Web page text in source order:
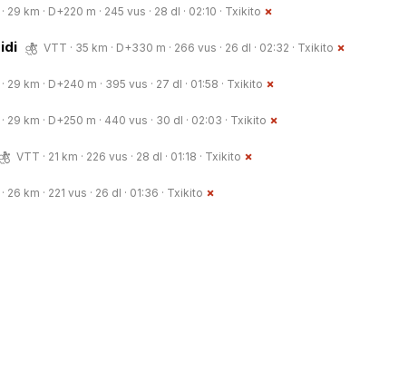
29 km · D+220 m · 245 vus · 28 dl · 02:10 · Txikito
VTT · 35 km · D+330 m · 266 vus · 26 dl · 02:32 · Txikito
29 km · D+240 m · 395 vus · 27 dl · 01:58 · Txikito
29 km · D+250 m · 440 vus · 30 dl · 02:03 · Txikito
VTT · 21 km · 226 vus · 28 dl · 01:18 · Txikito
26 km · 221 vus · 26 dl · 01:36 · Txikito